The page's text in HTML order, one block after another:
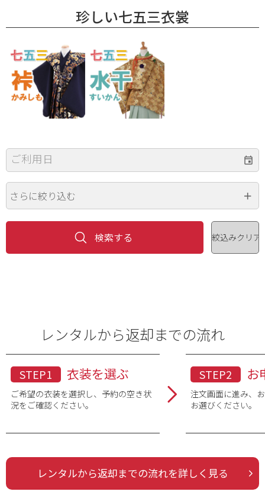
珍しい七五三衣裳
ご利用日
さらに絞り込む
レンタルから返却までの流れ
STEP1 衣装を選ぶ
ご希望の衣装を選択し、予約の空き状
況をご確認ください。
STEP2 お
注文画面に進み、
お選びください。
レンタルから返却までの流れを詳しく見る